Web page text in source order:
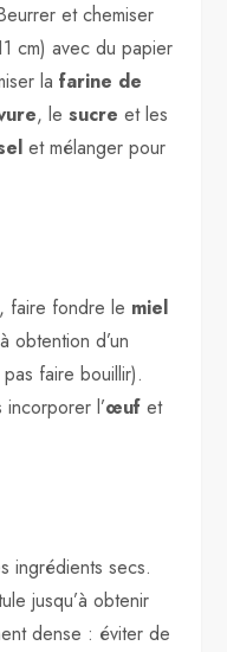
et chemiser
cm) avec du papier
lafarine de
, lesucre et les
et mélanger pour
faire fondre le miel
obtention d’un
faire bouillir).
l’œuf et
ingrédients secs.
jusqu’à obtenir
dense : éviter de